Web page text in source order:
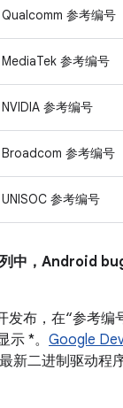
Qualcomm 参考编号
MediaTek 参考编号
NVIDIA 参考编号
Broadcom 参考编号
UNISOC 参考编号
中，Android
发布，在“参考编
示 *。 Google
新二进制驱动程